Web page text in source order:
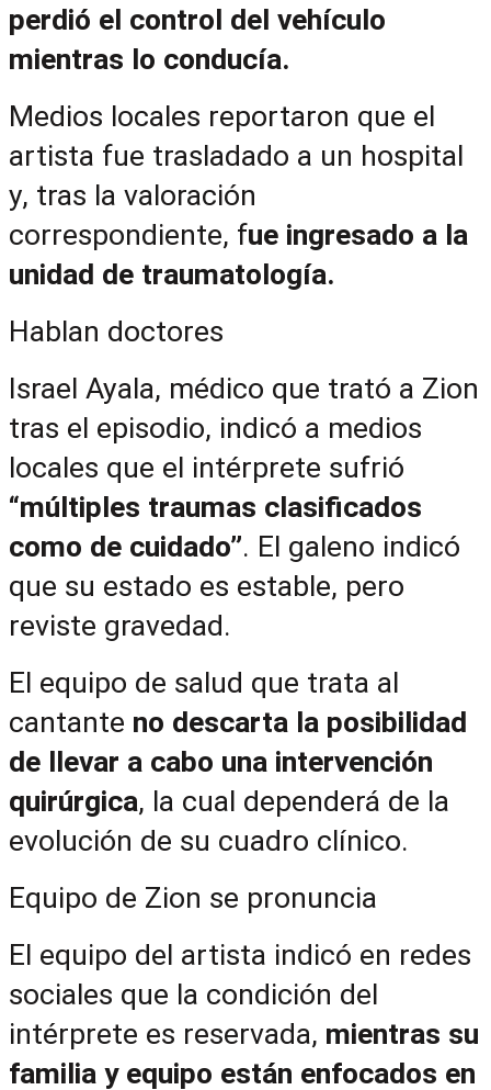
perdió el control del vehículo
mientras lo conducía.
Medios locales reportaron que el
artista fue trasladado a un hospital
y, tras la valoración
correspondiente, fue ingresado a la
unidad de traumatología.
Hablan doctores
Israel Ayala, médico que trató a Zion
tras el episodio, indicó a medios
“múltiples traumas clasificados
como de cuidado”. El galeno indicó
que su estado es estable, pero
reviste gravedad.
El equipo de salud que trata al
cantante no descarta la posibilidad
de llevar a cabo una intervención
quirúrgica, la cual dependerá de la
evolución de su cuadro clínico.
Equipo de Zion se pronuncia
El equipo del artista indicó en redes
sociales que la condición del
intérprete es reservada, mientras su
familia y equipo están enfocados en